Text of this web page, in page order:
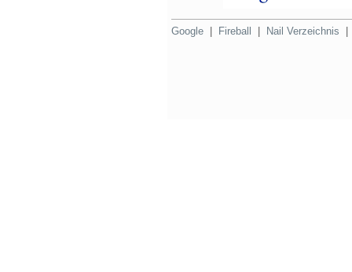
Google | Fireball | Nail Verzeichnis